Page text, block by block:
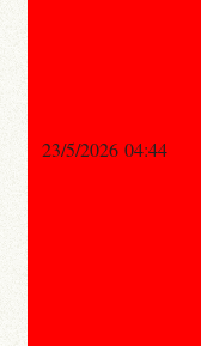
23/5/2026 04:44